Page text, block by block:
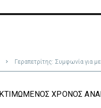
Γεραπετρίτης: Συμφωνία για
ΧΡΌΝΟΣ